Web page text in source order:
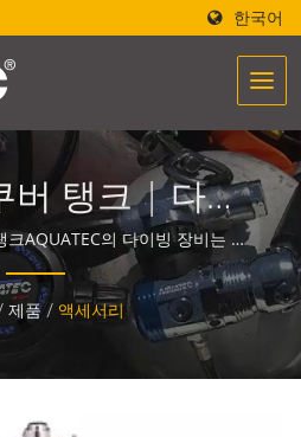
한국어
버 탱크 | 다이
중 나침반 제
AQUATEC
AQUATEC의 다이빙 장비는 사
할 수 있도록 돕는 힘을 만들어냅
니다.
제품 / 액세서리